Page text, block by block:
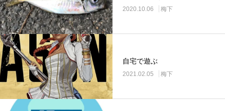
2020.10.06 梅下
自宅で遊ぶ
2021.02.05 梅下